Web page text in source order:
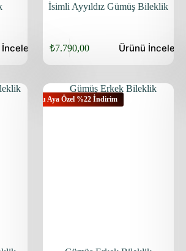
İncele
İsimli Ayyıldız Gümüş Bileklik
Orijinal
fiyat:
₺7.790,00
Şu
andaki
₺7.790,00.
Ürünü İncele
Bu Aya Özel %22 İndirim